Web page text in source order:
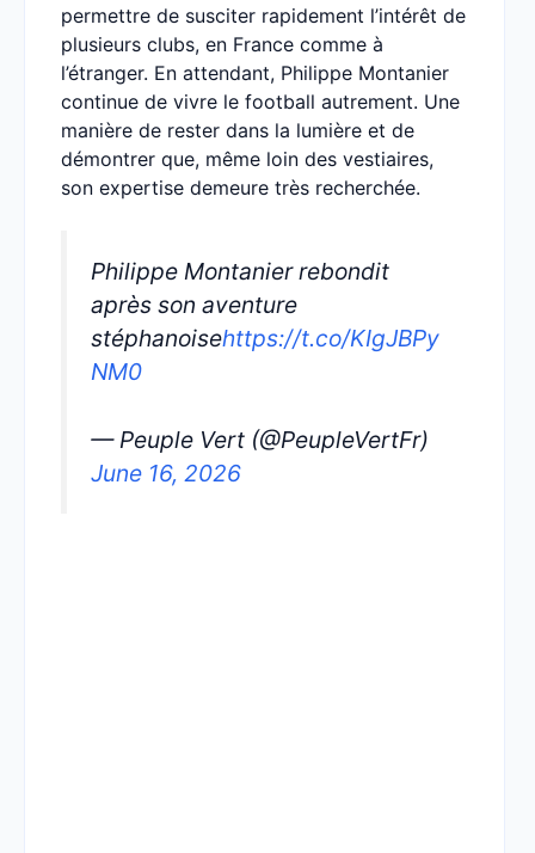
permettre de susciter rapidement l’intérêt de
plusieurs clubs, en France comme à
l’étranger. En attendant, Philippe Montanier
continue de vivre le football autrement. Une
manière de rester dans la lumière et de
démontrer que, même loin des vestiaires,
son expertise demeure très recherchée.
Philippe Montanier rebondit
après son aventure
stéphanoisehttps://t.co/KIgJBPy
NM0
— Peuple Vert (@PeupleVertFr)
June 16, 2026